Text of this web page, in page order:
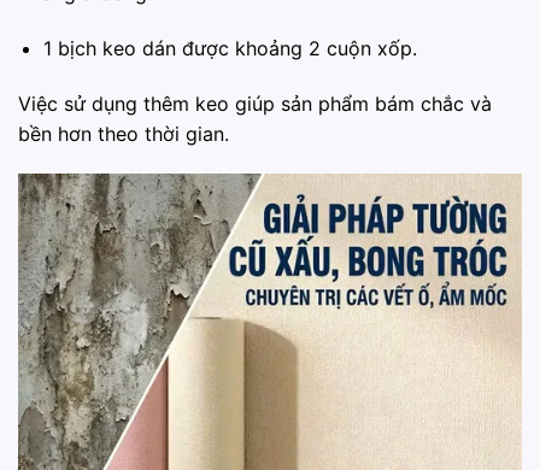
1 bịch keo dán được khoảng 2 cuộn xốp.
Việc sử dụng thêm keo giúp sản phẩm bám chắc và
bền hơn theo thời gian.